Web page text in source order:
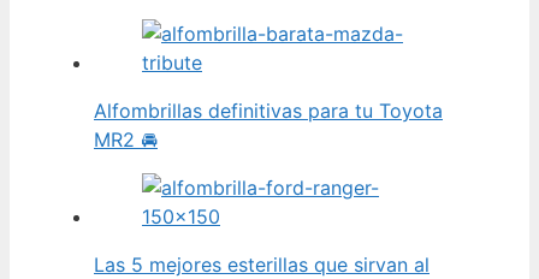
Alfombrillas definitivas para tu Toyota
MR2 🚘
Las 5 mejores esterillas que sirvan al